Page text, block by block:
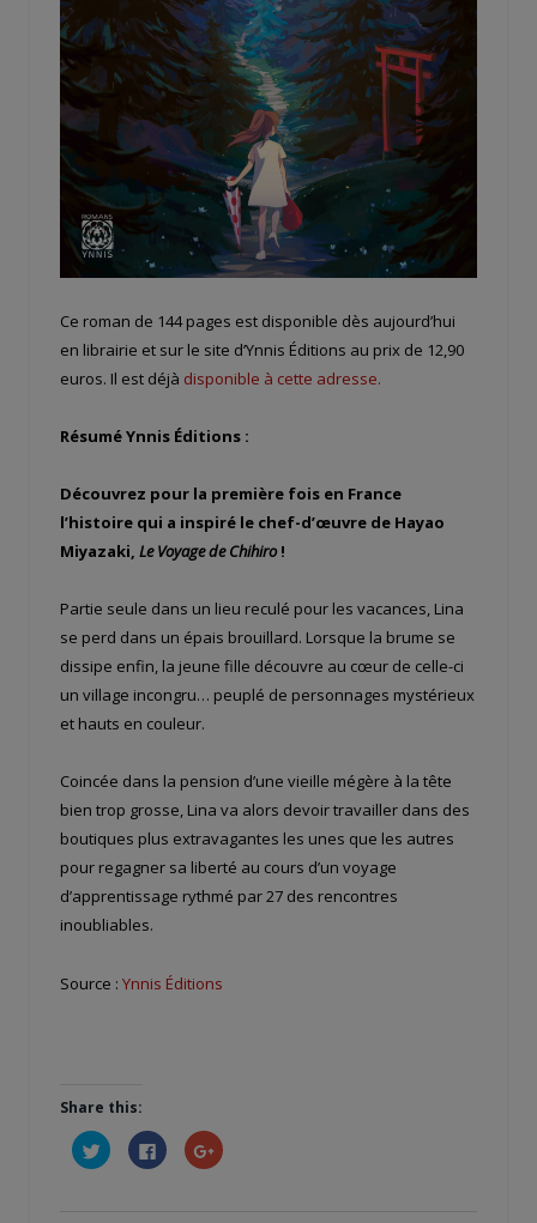
Ce roman de 144 pages est disponible dès aujourd’hui
en librairie et sur le site d’Ynnis Éditions au prix de 12,90
euros. Il est déjà disponible à cette adresse.
Résumé Ynnis Éditions :
Découvrez pour la première fois en France
l’histoire qui a inspiré le chef-d’œuvre de Hayao
Miyazaki, Le Voyage de Chihiro!
Partie seule dans un lieu reculé pour les vacances, Lina
se perd dans un épais brouillard. Lorsque la brume se
dissipe enfin, la jeune fille découvre au cœur de celle-ci
un village incongru… peuplé de personnages mystérieux
et hauts en couleur.
Coincée dans la pension d’une vieille mégère à la tête
bien trop grosse, Lina va alors devoir travailler dans des
boutiques plus extravagantes les unes que les autres
pour regagner sa liberté au cours d’un voyage
d’apprentissage rythmé par 27 des rencontres
inoubliables.
Source : Ynnis Éditions
Share this:
Cliquez
pour
partager
Cliquez
pour
partager
Cliquez
pour